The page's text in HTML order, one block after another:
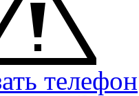
телефон